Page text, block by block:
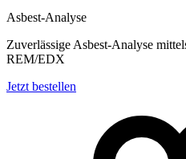
Asbest-Analyse
Zuverlässige Asbest-Analyse
REM/EDX
Jetzt bestellen